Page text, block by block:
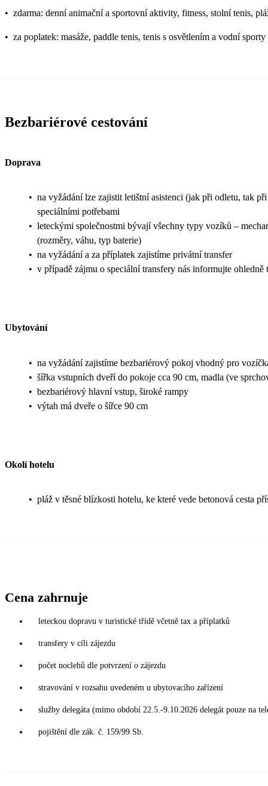
• zdarma: denní animační a sportovní aktivity, fitness, stolní tenis,
• za poplatek: masáže, paddle tenis, tenis s osvětlením a vodní
Bezbariérové cestování
Doprava
• na vyžádání lze zajistit letištní asistenci (jak při odletu, tak
speciálními potřebami
• leteckými společnostmi bývají všechny typy vozíků –
(rozměry, váhu, typ baterie)
• na vyžádání a za příplatek zajistíme privátní transfer
• v případě zájmu o speciální transfery nás informujte
Ubytování
• na vyžádání zajistíme bezbariérový pokoj vhodný pro
• šířka vstupních dveří do pokoje cca 90 cm, madla (ve
• bezbariérový hlavní vstup, široké rampy
• výtah má dveře o šířce 90 cm
Okolí hotelu
• pláž v těsné blízkosti hotelu, ke které vede betonová cesta
Cena zahrnuje
leteckou dopravu v turistické třídě včetně tax a příplatků
transfery v cíli zájezdu
počet noclehů dle potvrzení o zájezdu
stravování v rozsahu uvedeném u ubytovacího zařízení
služby delegáta (mimo období 22.5.-9.10.2026 delegát pouze na
pojištění dle zák. č. 159/99 Sb.